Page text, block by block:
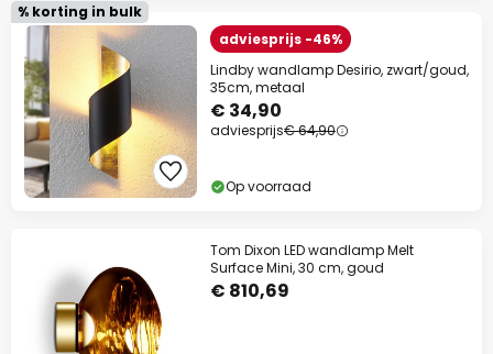
% korting in bulk
adviesprijs -46%
Lindby wandlamp Desirio, zwart/goud,
35cm, metaal
€ 34,90
adviesprijs€ 64,90
Op voorraad
Tom Dixon LED wandlamp Melt
Surface Mini, 30 cm, goud
€ 810,69